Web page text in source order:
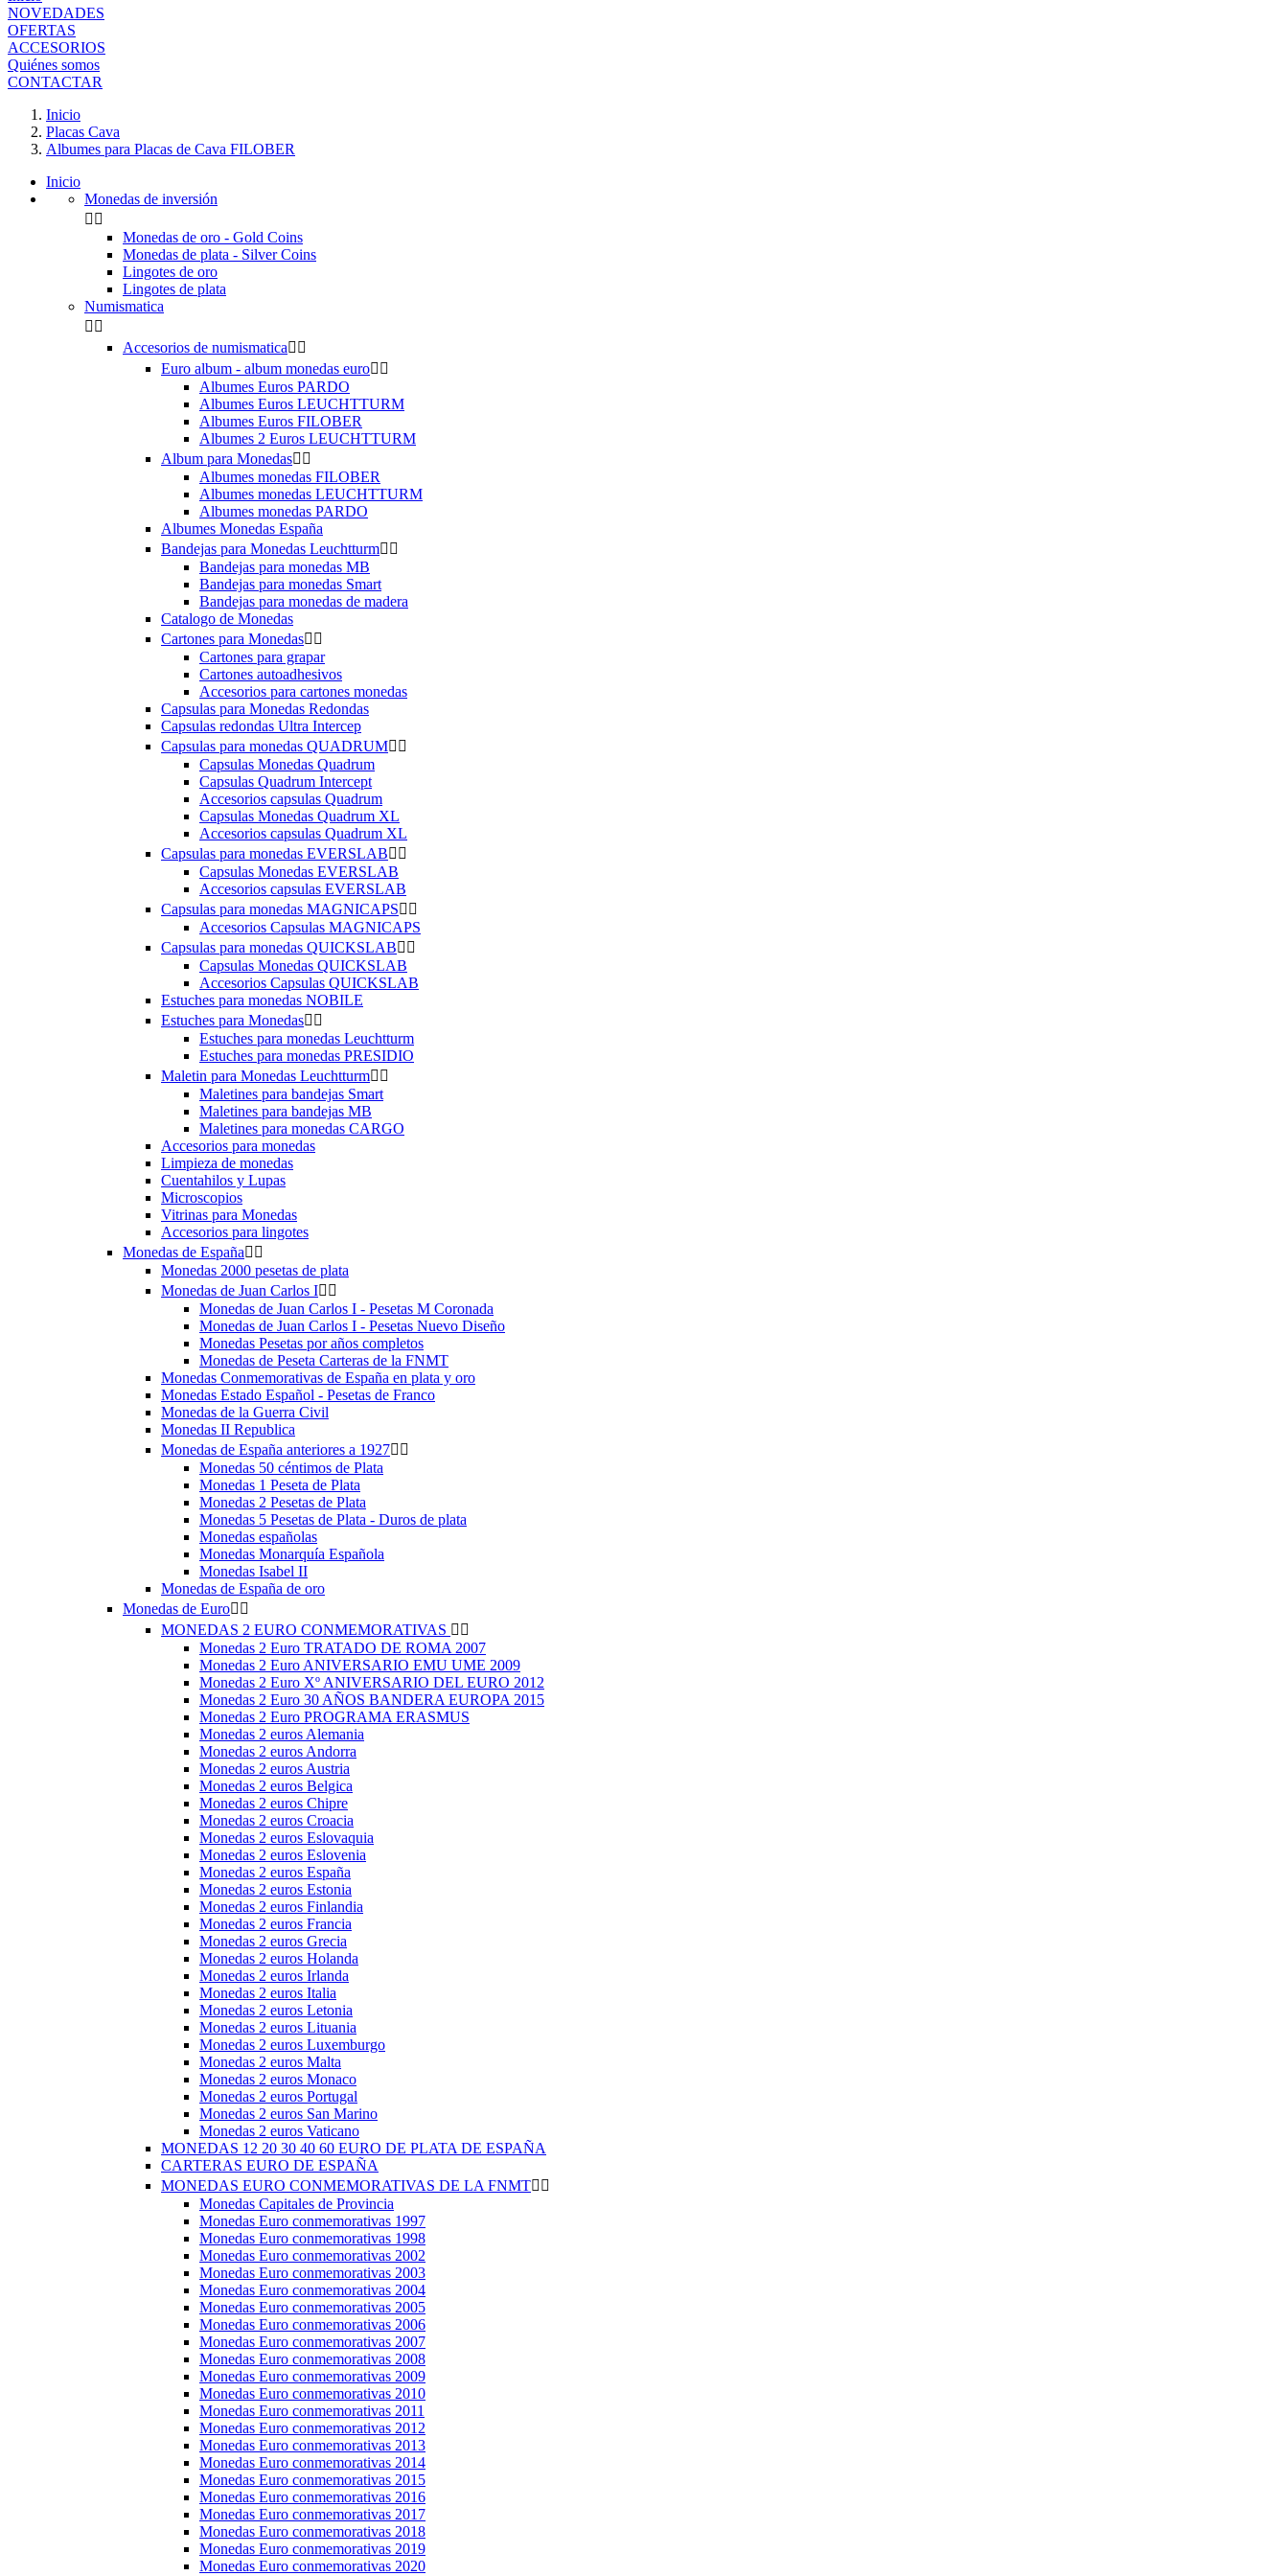
NOVEDADES
OFERTAS
ACCESORIOS
Quiénes somos
CONTACTAR
Inicio
Placas Cava
Albumes para Placas de Cava FILOBER
Inicio
Monedas de inversión
 
Monedas de oro - Gold Coins
Monedas de plata - Silver Coins
Lingotes de oro
Lingotes de plata
Numismatica
 
Accesorios de numismatica 
Euro album - album monedas euro 
Albumes Euros PARDO
Albumes Euros LEUCHTTURM
Albumes Euros FILOBER
Albumes 2 Euros LEUCHTTURM
Album para Monedas 
Albumes monedas FILOBER
Albumes monedas LEUCHTTURM
Albumes monedas PARDO
Albumes Monedas España
Bandejas para Monedas Leuchtturm 
Bandejas para monedas MB
Bandejas para monedas Smart
Bandejas para monedas de madera
Catalogo de Monedas
Cartones para Monedas 
Cartones para grapar
Cartones autoadhesivos
Accesorios para cartones monedas
Capsulas para Monedas Redondas
Capsulas redondas Ultra Intercep
Capsulas para monedas QUADRUM 
Capsulas Monedas Quadrum
Capsulas Quadrum Intercept
Accesorios capsulas Quadrum
Capsulas Monedas Quadrum XL
Accesorios capsulas Quadrum XL
Capsulas para monedas EVERSLAB 
Capsulas Monedas EVERSLAB
Accesorios capsulas EVERSLAB
Capsulas para monedas MAGNICAPS 
Accesorios Capsulas MAGNICAPS
Capsulas para monedas QUICKSLAB 
Capsulas Monedas QUICKSLAB
Accesorios Capsulas QUICKSLAB
Estuches para monedas NOBILE
Estuches para Monedas 
Estuches para monedas Leuchtturm
Estuches para monedas PRESIDIO
Maletin para Monedas Leuchtturm 
Maletines para bandejas Smart
Maletines para bandejas MB
Maletines para monedas CARGO
Accesorios para monedas
Limpieza de monedas
Cuentahilos y Lupas
Microscopios
Vitrinas para Monedas
Accesorios para lingotes
Monedas de España 
Monedas 2000 pesetas de plata
Monedas de Juan Carlos I 
Monedas de Juan Carlos I - Pesetas M Coronada
Monedas de Juan Carlos I - Pesetas Nuevo Diseño
Monedas Pesetas por años completos
Monedas de Peseta Carteras de la FNMT
Monedas Conmemorativas de España en plata y oro
Monedas Estado Español - Pesetas de Franco
Monedas de la Guerra Civil
Monedas II Republica
Monedas de España anteriores a 1927 
Monedas 50 céntimos de Plata
Monedas 1 Peseta de Plata
Monedas 2 Pesetas de Plata
Monedas 5 Pesetas de Plata - Duros de plata
Monedas españolas
Monedas Monarquía Española
Monedas Isabel II
Monedas de España de oro
Monedas de Euro 
MONEDAS 2 EURO CONMEMORATIVAS  
Monedas 2 Euro TRATADO DE ROMA 2007
Monedas 2 Euro ANIVERSARIO EMU UME 2009
Monedas 2 Euro Xº ANIVERSARIO DEL EURO 2012
Monedas 2 Euro 30 AÑOS BANDERA EUROPA 2015
Monedas 2 Euro PROGRAMA ERASMUS
Monedas 2 euros Alemania
Monedas 2 euros Andorra
Monedas 2 euros Austria
Monedas 2 euros Belgica
Monedas 2 euros Chipre
Monedas 2 euros Croacia
Monedas 2 euros Eslovaquia
Monedas 2 euros Eslovenia
Monedas 2 euros España
Monedas 2 euros Estonia
Monedas 2 euros Finlandia
Monedas 2 euros Francia
Monedas 2 euros Grecia
Monedas 2 euros Holanda
Monedas 2 euros Irlanda
Monedas 2 euros Italia
Monedas 2 euros Letonia
Monedas 2 euros Lituania
Monedas 2 euros Luxemburgo
Monedas 2 euros Malta
Monedas 2 euros Monaco
Monedas 2 euros Portugal
Monedas 2 euros San Marino
Monedas 2 euros Vaticano
MONEDAS 12 20 30 40 60 EURO DE PLATA DE ESPAÑA
CARTERAS EURO DE ESPAÑA
MONEDAS EURO CONMEMORATIVAS DE LA FNMT 
Monedas Capitales de Provincia
Monedas Euro conmemorativas 1997
Monedas Euro conmemorativas 1998
Monedas Euro conmemorativas 2002
Monedas Euro conmemorativas 2003
Monedas Euro conmemorativas 2004
Monedas Euro conmemorativas 2005
Monedas Euro conmemorativas 2006
Monedas Euro conmemorativas 2007
Monedas Euro conmemorativas 2008
Monedas Euro conmemorativas 2009
Monedas Euro conmemorativas 2010
Monedas Euro conmemorativas 2011
Monedas Euro conmemorativas 2012
Monedas Euro conmemorativas 2013
Monedas Euro conmemorativas 2014
Monedas Euro conmemorativas 2015
Monedas Euro conmemorativas 2016
Monedas Euro conmemorativas 2017
Monedas Euro conmemorativas 2018
Monedas Euro conmemorativas 2019
Monedas Euro conmemorativas 2020